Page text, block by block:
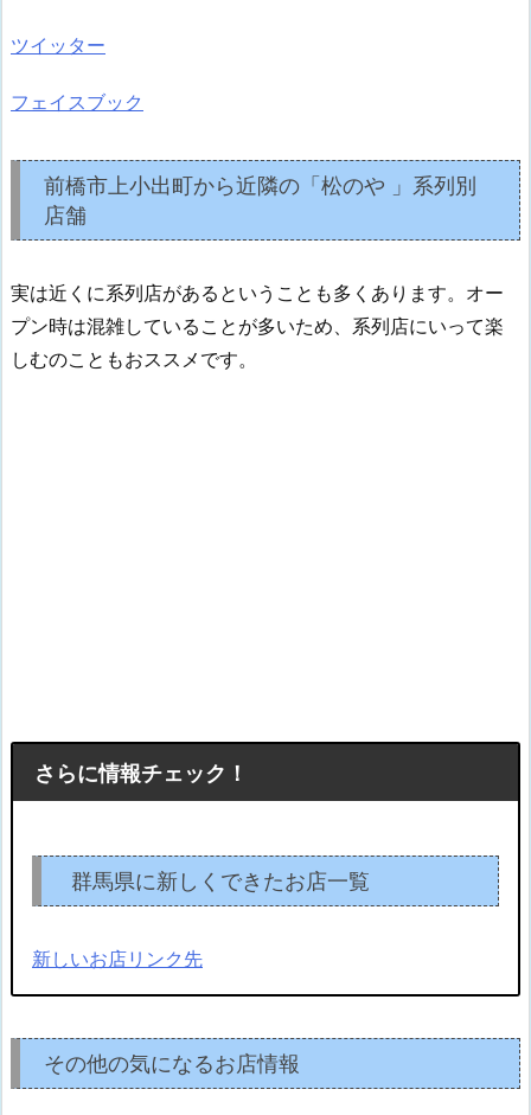
ツイッター
フェイスブック
前橋市上小出町から近隣の「松のや 」系列別
店舗
実は近くに系列店があるということも多くあります。オー
プン時は混雑していることが多いため、系列店にいって楽
しむのこともおススメです。
さらに情報チェック！
群馬県に新しくできたお店一覧
新しいお店リンク先
その他の気になるお店情報